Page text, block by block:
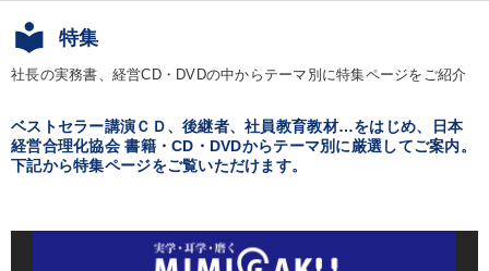
local_library 特集
社長の実務書、経営CD・DVDの中からテーマ別に特集ページをご紹介
ベストセラー講演ＣＤ、後継者、社員教育教材…をはじめ、日本
経営合理化協会 書籍・CD・DVDからテーマ別に厳選してご案内。
下記から特集ページをご覧いただけます。